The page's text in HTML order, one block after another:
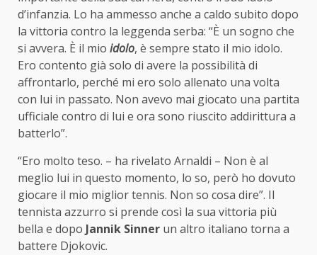
d’infanzia. Lo ha ammesso anche a caldo subito dopo
la vittoria contro la leggenda serba: “È un sogno che
si avvera. È il mio idolo, è sempre stato il mio idolo.
Ero contento già solo di avere la possibilità di
affrontarlo, perché mi ero solo allenato una volta
con lui in passato. Non avevo mai giocato una partita
ufficiale contro di lui e ora sono riuscito addirittura a
batterlo”.
“Ero molto teso. – ha rivelato Arnaldi – Non è al
meglio lui in questo momento, lo so, però ho dovuto
giocare il mio miglior tennis. Non so cosa dire”. Il
tennista azzurro si prende così la sua vittoria più
bella e dopo Jannik Sinner un altro italiano torna a
battere Djokovic.